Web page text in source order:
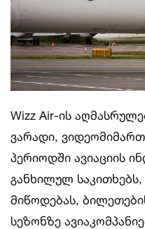
Wizz Air-ის
ვარადი,
პერიოდში ავიაციის
განხილულ საკითხებს,
მიწოდებას,
სეზონზე